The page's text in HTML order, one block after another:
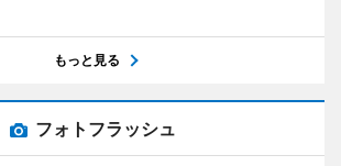
もっと見る
フォトフラッシュ